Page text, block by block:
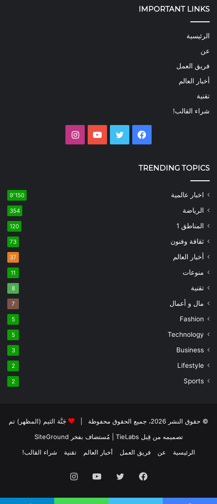
IMPORTANT LINKS
الرئيسية
عن
فريق العمل
أخبار العالم
تقنية
شراء القالب!
فيسبوك تويتر يوتيوب
TRENDING TOPICS
اخبار عالمية 9٬150
الرياضة 354
المناطق 1 120
ثقافة وفنون 73
أخبار العالم 37
منوعات 11
تقنية 8
مال و أعمال 7
Fashion
5
Technology
5
Business
3
Lifestyle
2
Sports
2
© حقوق النشر 2026، جميع الحقوق محفوظة |
جَنَّة الثيم (المظهر) تم
تصميمه من قِبل TieLabs
| مُستضاف بفخر SiteGround
الرئيسية
عن فريق العمل أخبار العالم تقنية شراء القالب!
فيسبوك تويتر يوتيوب